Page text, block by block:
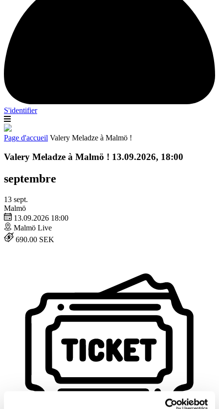
S'identifier
Page d'accueil Valery Meladze à Malmö !
Valery Meladze à Malmö ! 13.09.2026, 18:00
septembre
13 sept.
Malmö
13.09.2026 18:00
Malmö Live
690.00 SEK